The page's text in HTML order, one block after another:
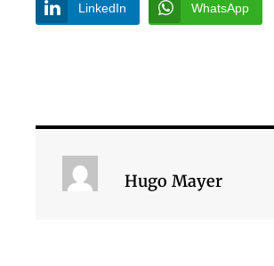
LinkedIn WhatsApp
Hugo Mayer